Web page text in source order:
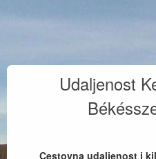
Udaljenost
Cestovna udaljenost i